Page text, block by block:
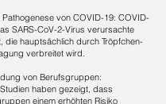
von COVID-19: ​COVID-
SARS-CoV-2-Virus verursachte
die hauptsächlich durch Tröpfchen-
verbreitet wird.
von Berufsgruppen:
haben gezeigt, dass
einem erhöhten Risiko